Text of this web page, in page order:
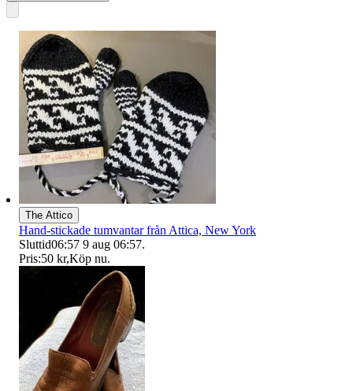
The Attico
Hand-stickade tumvantar från Attica, New York
Sluttid06:57 9 aug 06:57.
Pris:50 kr,Köp nu.